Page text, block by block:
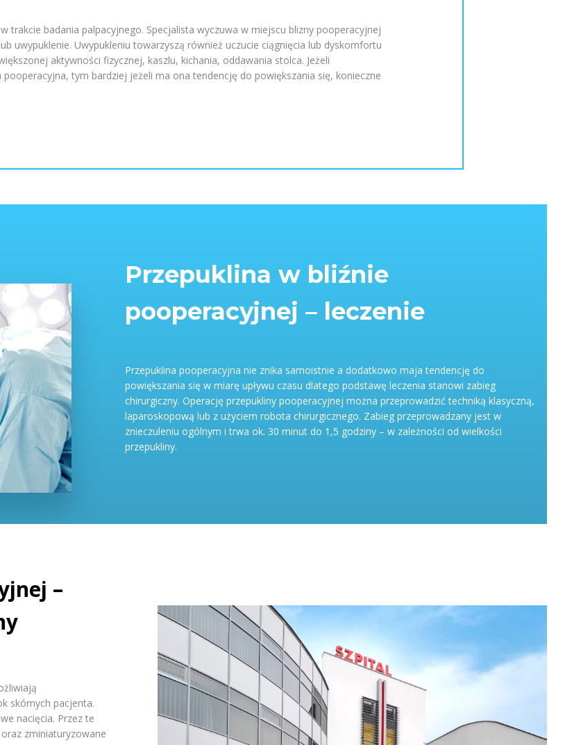
trakcie badania palpacyjnego. Specjalista wyczuwa w miejscu blizny pooperacyjnej
uwypuklenie. Uwypukleniu towarzyszą również uczucie ciągnięcia lub dyskomfortu
aktywności fizycznej, kaszlu, kichania, oddawania stolca. Jeżeli
tym bardziej jeżeli ma ona tendencję do powiększania się, konieczne
Przepuklina w bliźnie
pooperacyjnej – leczenie
Przepuklina pooperacyjna nie znika samoistnie a dodatkowo maja tendencję do
powiększania się w miarę upływu czasu dlatego podstawę leczenia stanowi zabieg
chirurgiczny. Operację przepukliny pooperacyjnej można przeprowadzić techniką klasyczną,
laparoskopową lub z użyciem robota chirurgicznego. Zabieg przeprowadzany jest w
znieczuleniu ogólnym i trwa ok. 30 minut do 1,5 godziny – w zależności od wielkości
przepukliny.
–
skórnych pacjenta.
nacięcia. Przez te
zminiaturyzowane